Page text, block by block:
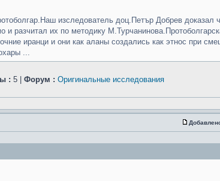
изследователь доц.Петър Добрев доказал
и разчитал их по методику
иранци и они как аланы создались как этнос при
...
: 5 | Форум : Оригинальные исследования